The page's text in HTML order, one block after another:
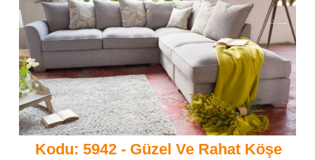
Kodu: 5942 - Güzel Ve Rahat Köşe